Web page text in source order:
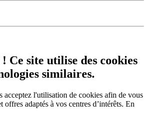
Ce site utilise des cookies
similaires.
acceptez l'utilisation de cookies afin de vous
offres adaptés à vos centres d’intérêts. En